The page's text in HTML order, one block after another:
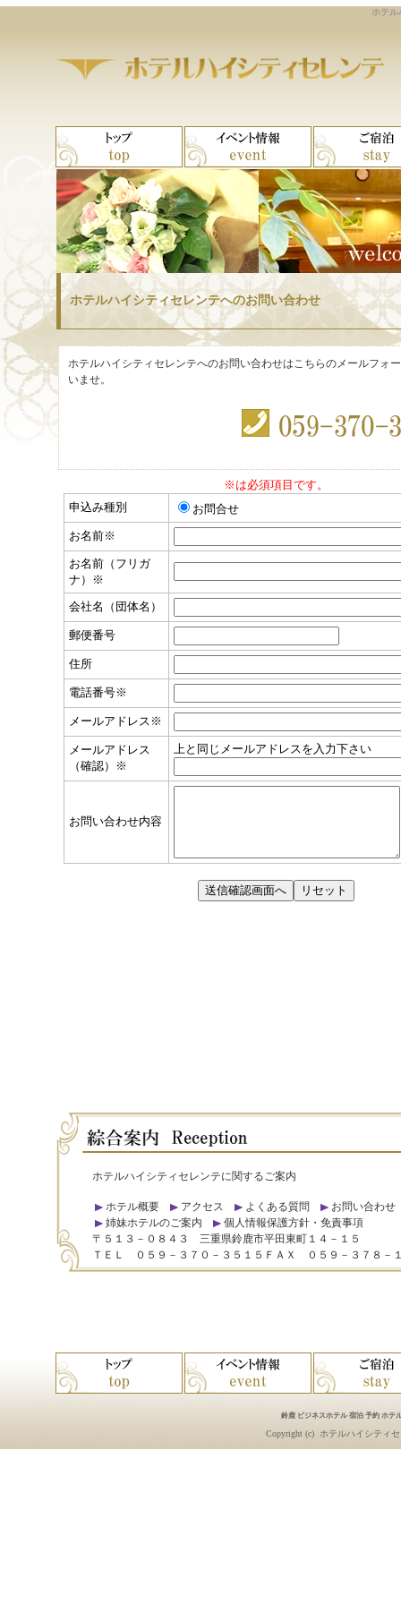
ホテル
ホテルハイシティセレンテへのお問い合わせ
ホテルハイシティセレンテへのお問い合わせはこちらのメールフォ
いませ。
ホテルハイシティセレンテに関するご案内
ホテル概要 アクセス よくある質問
お問い合わせ
姉妹ホテルのご案内
個人情報保護方針・免責事項
〒５１３－０８４３ 三重県鈴鹿市平田東町１４－１５
ＴＥＬ ０５９－３７０－３５１５ＦＡＸ ０５９－３７８－
鈴鹿 ビジネスホテル 宿泊 予約 ホテ
Copyright (c) ホテルハイシティ